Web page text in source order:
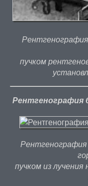
пучком
Рентгенография
Рентгенография
пучком из